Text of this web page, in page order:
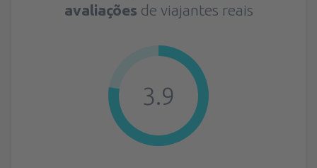
avaliações de viajantes reais
3.9